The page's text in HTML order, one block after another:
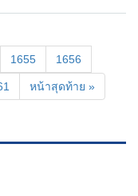
1655 1656
หน้าสุดท้าย »